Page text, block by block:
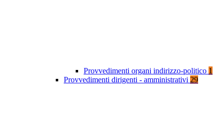
Provvedimenti organi indirizzo-politico 1
Provvedimenti dirigenti - amministrativi 29